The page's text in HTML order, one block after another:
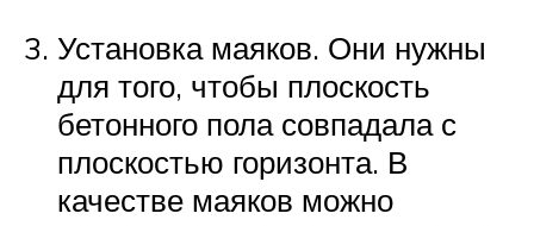
Установка маяков. Они нужны
для того, чтобы плоскость
бетонного пола совпадала с
плоскостью горизонта. В
качестве маяков можно